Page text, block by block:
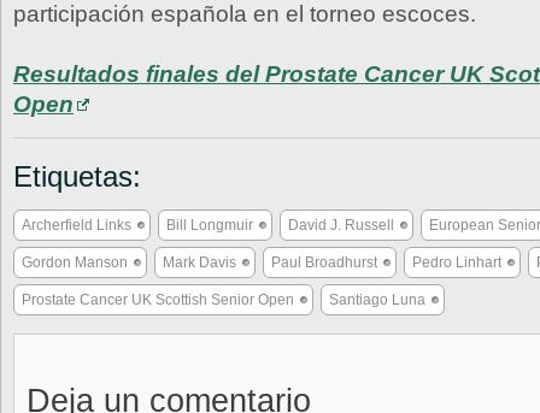
participación española en el torneo escoces.
Resultados finales del Prostate Cancer UK
Open
Etiquetas:
Archerfield Links Bill Longmuir David J. Russell European
Gordon Manson Mark Davis Paul Broadhurst Pedro Linhart
Prostate Cancer UK Scottish Senior Open Santiago Luna
Deja un comentario